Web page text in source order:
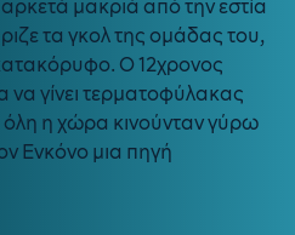
μακριά από την εστία
τα γκολ της ομάδας του,
Ο 12χρονος
να γίνει τερματοφύλακας
όλη η χώρα κινούνταν γύρω
Ενκόνο μια πηγή